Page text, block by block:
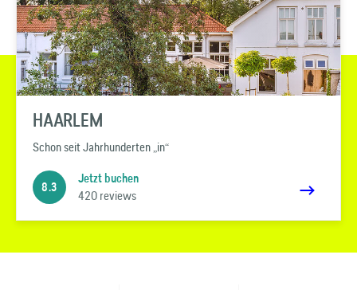
HAARLEM
Schon seit Jahrhunderten „in“
8.3
Jetzt buchen
420 reviews